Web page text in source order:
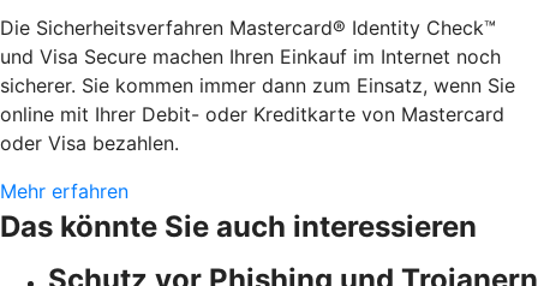
Die Sicherheitsverfahren Mastercard® Identity Check™
und Visa Secure machen Ihren Einkauf im Internet noch
sicherer. Sie kommen immer dann zum Einsatz, wenn Sie
online mit Ihrer Debit- oder Kreditkarte von Mastercard
oder Visa bezahlen.
Mehr erfahren
Das könnte Sie auch interessieren